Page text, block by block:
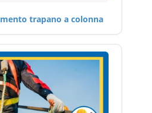
trapano a colonna